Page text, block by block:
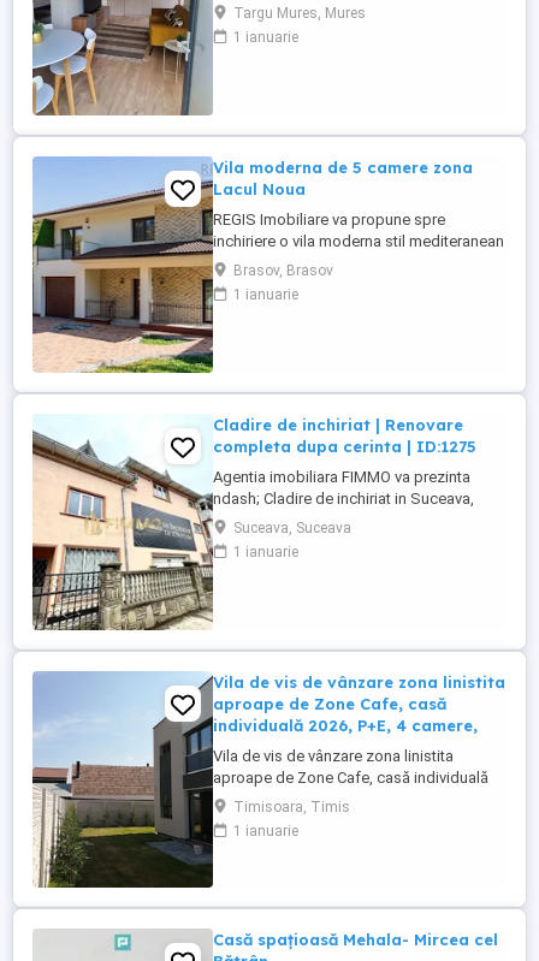
in curte comuna, situata in 7 Noiembrie,
strada Regele Mihai I, aproape de UMFST,
magazine, statii de autobuz. Casa
Targu Mures, Mures
1 ianuarie
Vila moderna de 5 camere zona
Lacul Noua
REGIS Imobiliare va propune spre
inchiriere o vila moderna stil mediteranean
de 5 camere in zona Noua. Vila P+1E+ M ,
este situata pe un teren de 808 msup2; ,
curte partial pavata, dotata cu gratar si cu
Brasov, Brasov
1 ianuarie
Cladire de inchiriat | Renovare
completa dupa cerinta | ID:1275
Agentia imobiliara FIMMO va prezinta
ndash; Cladire de inchiriat in Suceava,
cartier Obcini! Localizare excelenta, in
cartierul Obcini. Imobilul este amplasat pe
un teren de 1.000 msup2;, cu front stradal
Suceava, Suceava
1 ianuarie
Vila de vis de vânzare zona linistita
aproape de Zone Cafe, casă
individuală 2026, P+E, 4 camere,
Vila de vis de vânzare zona linistita
aproape de Zone Cafe, casă individuală
2026, P+E, 4 camere, 3 bai, dressing,
terasa la etaj, teren 308 mp! Detalii
esențiale: Suprafață utilă: 130 mp + terasă
eficientă Teren : 308 mp, cu curte ...
Timisoara, Timis
1 ianuarie
Casă spațioasă Mehala- Mircea cel